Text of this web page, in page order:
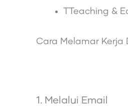
TTeaching &
Cara Melamar Kerja
1. Melalui Email